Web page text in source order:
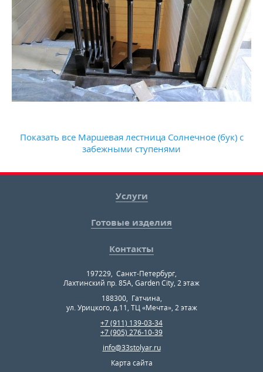
Показать все Маршевая лестница Солнечное (бук) с
забежными ступенями
Услуги
Готовые изделия
Контакты
197229, Санкт-Петербург,
Лахтинский пр. 85А, Garden City, 2 этаж
188300, Гатчина,
ул. Урицкого, д.11, ТЦ «Мечта», 2 этаж
+7 (911) 139-03-34
+7 (905) 276-10-39
info@33stolyar.ru
Карта сайта